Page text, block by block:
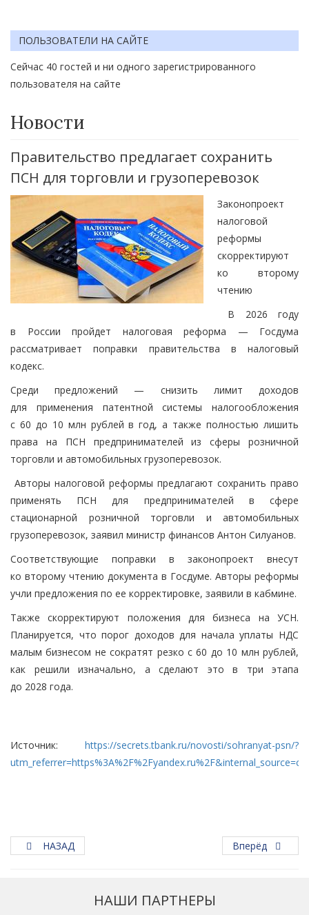
ПОЛЬЗОВАТЕЛИ НА САЙТЕ
Сейчас 40 гостей и ни одного зарегистрированного
пользователя на сайте
Новости
Правительство предлагает сохранить
ПСН для торговли и грузоперевозок
Законопроект
налоговой
реформы
скорректируют
ко второму
чтению
В 2026 году
в России пройдет налоговая реформа — Госдума
рассматривает поправки правительства в налоговый
кодекс.
Среди предложений — снизить лимит доходов
для применения патентной системы налогообложения
с 60 до 10 млн рублей в год, а также полностью лишить
права на ПСН предпринимателей из сферы розничной
торговли и автомобильных грузоперевозок.
Авторы налоговой реформы предлагают сохранить право
применять ПСН для предпринимателей в сфере
стационарной розничной торговли и автомобильных
грузоперевозок, заявил министр финансов Антон Силуанов.
Соответствующие поправки в законопроект внесут
ко второму чтению документа в Госдуме. Авторы реформы
учли предложения по ее корректировке, заявили в кабмине.
Также скорректируют положения для бизнеса на УСН.
Планируется, что порог доходов для начала уплаты НДС
малым бизнесом не сократят резко с 60 до 10 млн рублей,
как решили изначально, а сделают это в три этапа
до 2028 года.
Источник: https://secrets.tbank.ru/novosti/sohranyat-psn/?
НАЗАД Вперёд
НАШИ ПАРТНЕРЫ